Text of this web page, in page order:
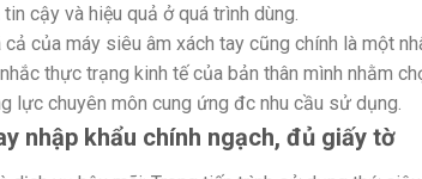
cậy và hiệu quả ở quá trình dùng.
của máy siêu âm xách tay cũng chính là một
thực trạng kinh tế của bản thân mình nhằm
lực chuyên môn cung ứng đc nhu cầu sử dụng.
nhập khẩu chính ngạch, đủ giấy tờ